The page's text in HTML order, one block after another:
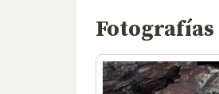
Fotografías